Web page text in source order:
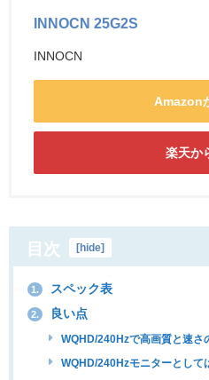
INNOCN 25G2S
INNOCN
Amazon
楽天か
目次 [hide]
1. スペック表
2. 良い点
WQHD/240Hzで高画質と速さ
WQHD/240Hzモニターとして